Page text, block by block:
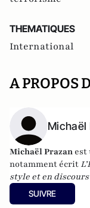
THEMATIQUES
International
A PROPOS
Michaël
Michaël Prazan est
notamment écrit
style et en
histoire du
Musulmans :
SUIVRE